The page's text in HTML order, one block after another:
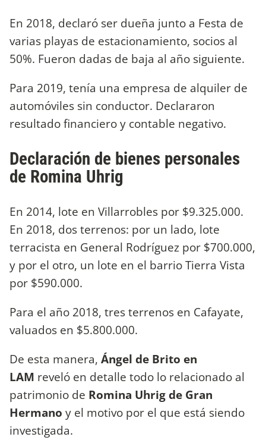
En 2018, declaró ser dueña junto a Festa de
varias playas de estacionamiento, socios al
50%. Fueron dadas de baja al año siguiente.
Para 2019, tenía una empresa de alquiler de
automóviles sin conductor. Declararon
resultado financiero y contable negativo.
Declaración de bienes personales
de Romina Uhrig
En 2014, lote en Villarrobles por $9.325.000.
En 2018, dos terrenos: por un lado, lote
terracista en General Rodríguez por $700.000,
y por el otro, un lote en el barrio Tierra Vista
por $590.000.
Para el año 2018, tres terrenos en Cafayate,
valuados en $5.800.000.
De esta manera, Ángel de Brito en
LAM reveló en detalle todo lo relacionado al
patrimonio de Romina Uhrig de Gran
Hermano y el motivo por el que está siendo
investigada.